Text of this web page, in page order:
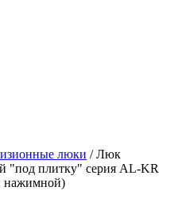
люки /Люк
"под плитку" серия AL-KR
нажимной)